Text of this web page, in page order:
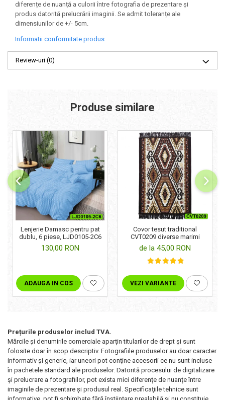
diferențe de nuanță a culorii între fotografia de prezentare și
produs datorită prelucrării imaginii. Se admit toleranțe ale
dimensiunilor de +/- 5cm.
Informatii conformitate produs
Review-uri (0)
Produse similare
Lenjerie Damasc pentru pat
dublu, 6 piese, LJD0105-2C6
130,00 RON
ADAUGA IN COS
Covor tesut traditional
CVT0209 diverse marimi
de la 45,00 RON
VEZI VARIANTE
Prețurile produselor includ TVA.
Mărcile și denumirile comerciale aparțin titularilor de drept şi sunt
folosite doar în scop descriptiv. Fotografiile produselor au doar caracter
informativ şi generic, iar uneori pot conţine accesorii ce nu sunt incluse
în pachetele standard ale produselor. Datorită procesului de digitalizare
și prelucrare a fotografiilor, pot exista mici diferențe de nuanțe între
imaginile de prezentare și produsul real. Specificaţiile tehnice sunt